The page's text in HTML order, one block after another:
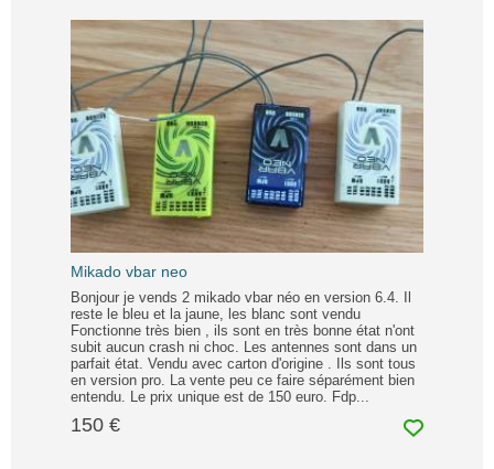
Mikado vbar neo
Bonjour je vends 2 mikado vbar néo en version 6.4. Il
reste le bleu et la jaune, les blanc sont vendu
Fonctionne très bien , ils sont en très bonne état n'ont
subit aucun crash ni choc. Les antennes sont dans un
parfait état. Vendu avec carton d'origine . Ils sont tous
en version pro. La vente peu ce faire séparément bien
entendu. Le prix unique est de 150 euro. Fdp...
150 €